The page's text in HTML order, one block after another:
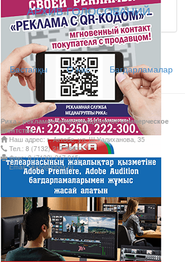
АНТИХАЙП
Хайп – это шумиха,
телезрителями и
Деловые новости
Обзор событий деловой
Казахстана.
Құмсағат
"Құмсағат" - апта бойы
Только факты
Программа «Только
неделе в ...
Твое Утро
АРХИВ ГОЛОСОВАНИЙ
Бастапқы О нас Бағдарламалар
Рика - рекламно-информационное коммерческое
агентство
Наш адрес: г. Актобе, ул. Ш.Уалиханова, 35
Тел.: 8 (7132) 217 366;
Факс: 8 (7132) 217 015;
Email: rikatv@inbox.ru